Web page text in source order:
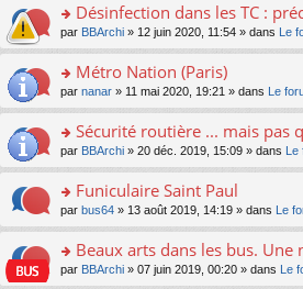
e
nt
u
s
ré
e
nt
lu
le
pl
u
s
e
nt
g
e
n
o
lu
pl
u
s
c
e
nt
e
s
a
g
e
n
n
lu
le
pl
u
c
e
ult
er
le
m
e
a
g
e
n
n
le
pl
u
o
n
ult
er
le
m
e
a
g
e
n
n
Désinfection dans les TC :
par BBArchi » 12 juin 2020, 11:54 » dans Le
o
n
ult
er
le
m
e
a
g
Métro Nation (Paris)
par nanar » 11 mai 2020, 19:21 » dans Le
o
n
ult
er
le
m
e
Sécurité routière ... mais pas
par BBArchi » 20 déc. 2019, 15:09 » dans
o
n
ult
er
Funiculaire Saint Paul
par bus64 » 13 août 2019, 14:19 » dans Le
o
n
Beaux arts dans les bus. Une
par BBArchi » 07 juin 2019, 00:20 » dans Le